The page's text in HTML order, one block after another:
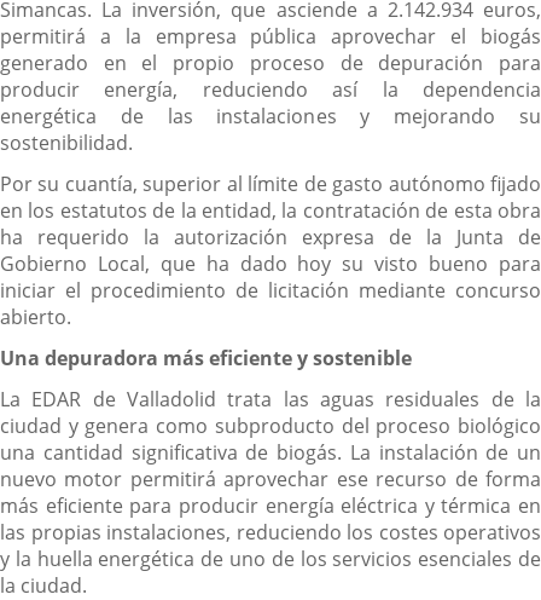
Simancas. La inversión, que asciende a 2.142.934 euros,
permitirá a la empresa pública aprovechar el biogás
generado en el propio proceso de depuración para
producir energía, reduciendo así la dependencia
energética de las instalaciones y mejorando su
sostenibilidad.
Por su cuantía, superior al límite de gasto autónomo fijado
en los estatutos de la entidad, la contratación de esta obra
ha requerido la autorización expresa de la Junta de
Gobierno Local, que ha dado hoy su visto bueno para
iniciar el procedimiento de licitación mediante concurso
abierto.
Una depuradora más eficiente y sostenible
La EDAR de Valladolid trata las aguas residuales de la
ciudad y genera como subproducto del proceso biológico
una cantidad significativa de biogás. La instalación de un
nuevo motor permitirá aprovechar ese recurso de forma
más eficiente para producir energía eléctrica y térmica en
las propias instalaciones, reduciendo los costes operativos
y la huella energética de uno de los servicios esenciales de
la ciudad.